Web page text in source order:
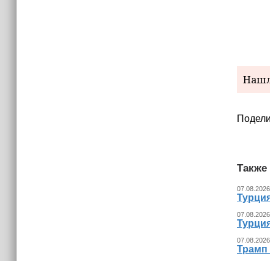
Также
Трамп